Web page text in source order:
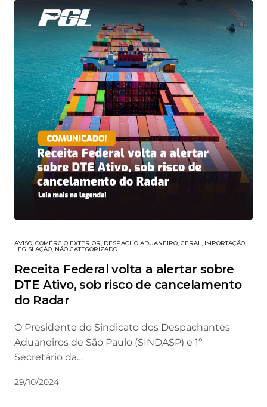
AVISO, COMÉRCIO EXTERIOR, DESPACHO ADUANEIRO, GERAL, IMPORTAÇÃO,
LEGISLAÇÃO, NÃO CATEGORIZADO
Receita Federal volta a alertar sobre
DTE Ativo, sob risco de cancelamento
do Radar
O Presidente do Sindicato dos Despachantes
Aduaneiros de São Paulo (SINDASP) e 1º
Secretário da…
29/10/2024